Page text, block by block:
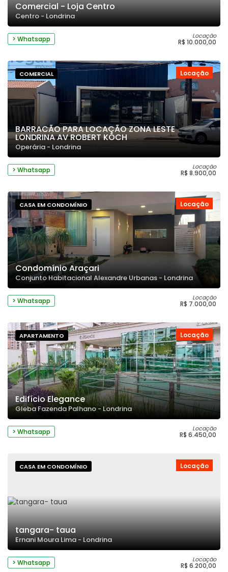
Comercial - Loja Centro
Centro - Londrina
> Whatsapp Locação
R$ 10.000,00
Locação
COMERCIAL
BARRACÃO PARA LOCAÇÃO ZONA LESTE
LONDRINA AV ROBERT KOCH
Operária - Londrina
> Whatsapp Locação
R$ 8.900,00
Locação
CASA EM CONDOMÍNIO
Condomínio Araçari
Conjunto Habitacional Alexandre Urbanas - Londrina
> Whatsapp Locação
R$ 7.000,00
Locação
APARTAMENTO
Edifício Elegance
Gleba Fazenda Palhano - Londrina
> Whatsapp Locação
R$ 6.450,00
Locação
CASA EM CONDOMÍNIO
tangara- taua
Ernani Moura Lima - Londrina
> Whatsapp Locação
R$ 6.200,00